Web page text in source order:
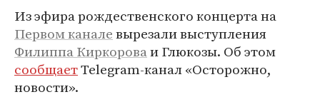
Из эфира рождественского концерта на
Первом каналевырезали выступления
Филиппа Киркороваи Глюкозы. Об этом
сообщаетTelegram-канал «Осторожно,
новости».